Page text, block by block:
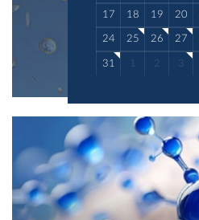
17 18 19 20
24 25 26 27
31 1 2 3